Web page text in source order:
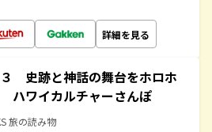
詳細を見る
史跡と神話の舞台をホロホ
ハワイカルチャーさんぽ
旅の読み物